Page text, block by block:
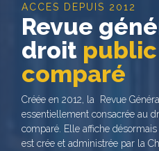
ACCES DEPUIS 2012
Revue
droit
comparé
Créée en 2012, la Revue
essentiellement consacrée au
comparé. Elle affiche
est crée et administrée par la